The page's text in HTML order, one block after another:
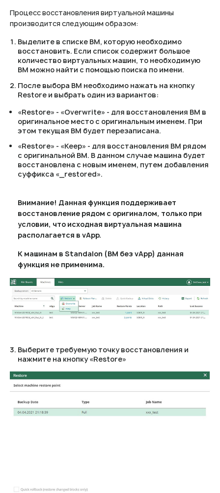
Процесс восстановления виртуальной машины
производится следующим образом:
Выделите в списке ВМ, которую необходимо
восстановить. Если список содержит большое
количество виртуальных машин, то необходимую
ВМ можно найти с помощью поиска по имени.
После выбора ВМ необходимо нажать на кнопку
Restore и выбрать один из вариантов:
«Restore» - «Overwrite» - для восстановления ВМ в
оригинальное место с оригинальным именем. При
этом текущая ВМ будет перезаписана.
«Restore» - «Keep» - для восстановления ВМ рядом
с оригинальной ВМ. В данном случае машина будет
восстановлена с новым именем, путем добавления
суффикса «_restored».
Внимание! Данная функция поддерживает
восстановление рядом с оригиналом, только при
условии, что исходная виртуальная машина
располагается в vApp.
К машинам в Standalon (ВМ без vApp) данная
функция не применима.
Выберите требуемую точку восстановления и
нажмите на кнопку «Restore»